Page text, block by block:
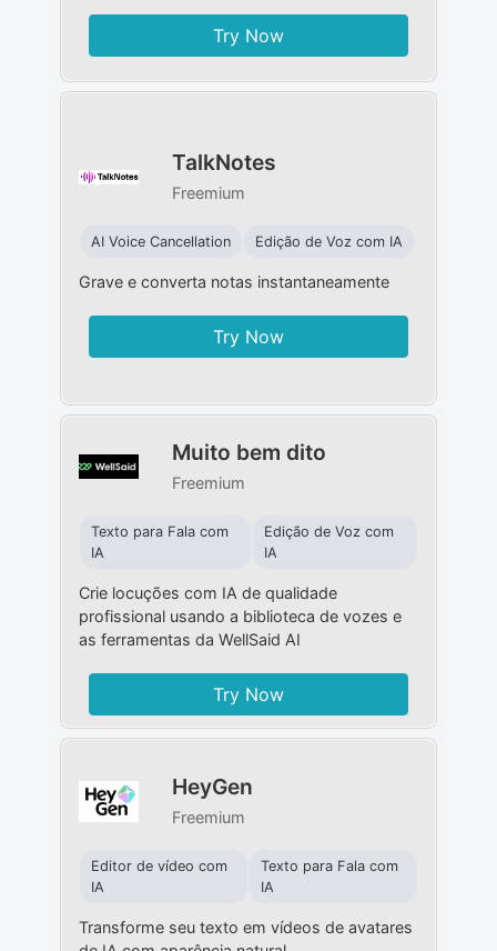
Try Now
TalkNotes
Freemium
AI Voice Cancellation Edição de Voz com IA
Grave e converta notas instantaneamente
Try Now
Muito bem dito
Freemium
Texto para Fala com
IA
Edição de Voz com
IA
Crie locuções com IA de qualidade
profissional usando a biblioteca de vozes e
as ferramentas da WellSaid AI
Try Now
HeyGen
Freemium
Editor de vídeo com
IA
Texto para Fala com
IA
Transforme seu texto em vídeos de avatares